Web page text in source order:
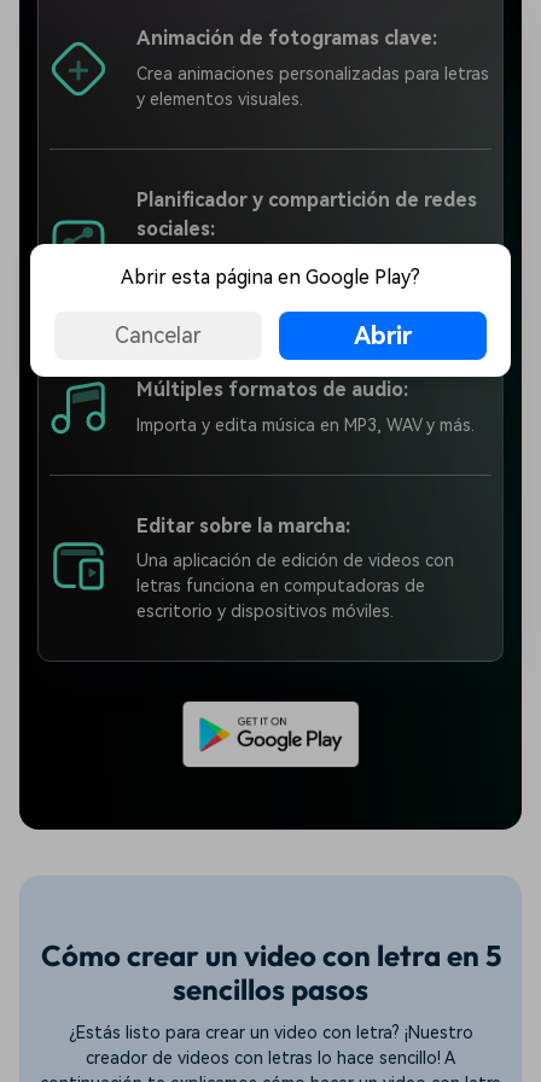
Animación de fotogramas clave:
Crea animaciones personalizadas para letras
y elementos visuales.
Planificador y compartición de redes
sociales:
plataformas como YouTube e Instagram.
Múltiples formatos de audio:
Importa y edita música en MP3, WAV y más.
Editar sobre la marcha:
Una aplicación de edición de videos con
letras funciona en computadoras de
escritorio y dispositivos móviles.
Cómo crear un video con letra en 5
sencillos pasos
¿Estás listo para crear un video con letra? ¡Nuestro
creador de videos con letras lo hace sencillo! A
Abrir esta página en Google Play?
Cancelar Abrir